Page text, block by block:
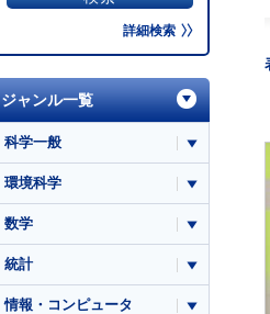
詳細検索
ジャンル一覧
科学一般
環境科学
数学
統計
情報・コンピュータ